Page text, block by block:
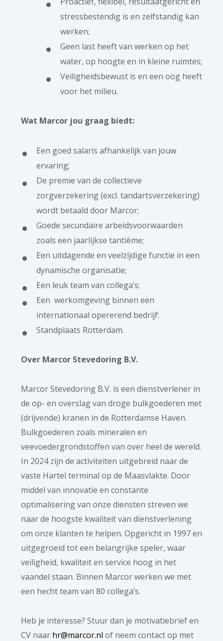
stressbestendig is en zelfstandig kan
werken;
Geen last heeft van werken op het
water, op hoogte en in kleine ruimtes;
Veiligheidsbewust is en een oog heeft
voor het milieu.
Wat Marcor jou graag biedt:
Een goed salaris afhankelijk van jouw
ervaring;
De premie van de collectieve
zorgverzekering (excl. tandartsverzekering)
wordt betaald door Marcor;
Goede secundaire arbeidsvoorwaarden
zoals een jaarlijkse tantième;
Een uitdagende en veelzijdige functie in een
dynamische organisatie;
Een leuk team van collega’s;
Een werkomgeving binnen een
internationaal opererend bedrijf:
Standplaats Rotterdam.
Over Marcor Stevedoring B.V.
Marcor Stevedoring B.V. is een dienstverlener in
de op- en overslag van droge bulkgoederen met
(drijvende) kranen in de Rotterdamse Haven.
Bulkgoederen zoals mineralen en
veevoedergrondstoffen van over heel de wereld.
In 2024 zijn de activiteiten uitgebreid naar de
vaste Hartel terminal op de Maasvlakte. Door
middel van innovatie en constante
optimalisering van onze diensten streven we
naar de hoogste kwaliteit van dienstverlening
om onze klanten te helpen. Opgericht in 1997 en
uitgegroeid tot een belangrijke speler, waar
veiligheid, kwaliteit en service hoog in het
vaandel staan. Binnen Marcor werken we met
een hecht team van 80 collega’s.
Heb je interesse? Stuur dan je motivatiebrief en
CV naar hr@marcor.nl of neem contact op met